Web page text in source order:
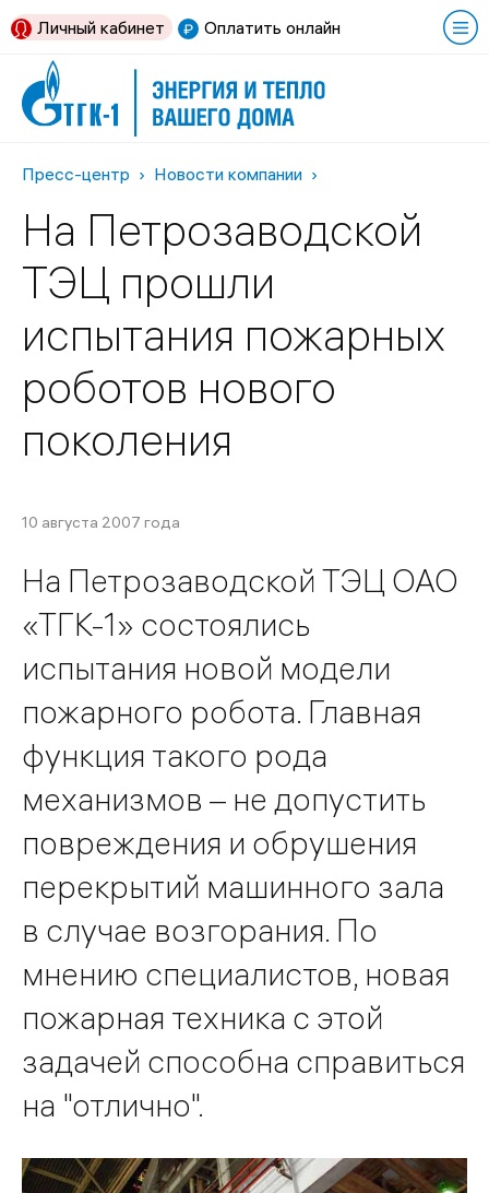
Оплатить онлайн
Личный кабинет
Пресс-центр Новости компании
На Петрозаводской
ТЭЦ прошли
испытания пожарных
роботов нового
поколения
10 августа 2007 года
На Петрозаводской ТЭЦ ОАО
«ТГК-1» состоялись
испытания новой модели
пожарного робота. Главная
функция такого рода
механизмов – не допустить
повреждения и обрушения
перекрытий машинного зала
в случае возгорания. По
мнению специалистов, новая
пожарная техника с этой
задачей способна справиться
на "отлично".